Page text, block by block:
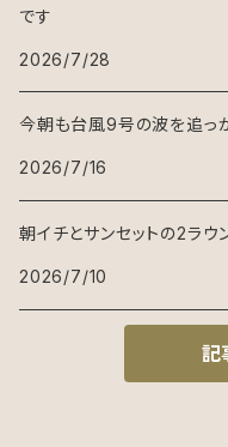
です
2026/7/28
今朝も台風9号の波を追っ
2026/7/16
朝イチとサンセットの2ラウ
2026/7/10
記